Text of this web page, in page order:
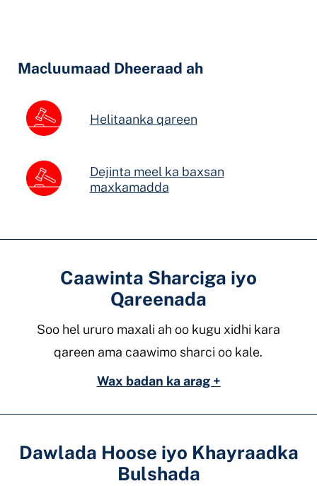
Macluumaad Dheeraad ah
Helitaanka qareen
Dejinta meel ka baxsan
maxkamadda
Caawinta Sharciga iyo
Qareenada
Soo hel ururo maxali ah oo kugu xidhi kara
qareen ama caawimo sharci oo kale.
Wax badan ka arag +
Dawlada Hoose iyo Khayraadka
Bulshada